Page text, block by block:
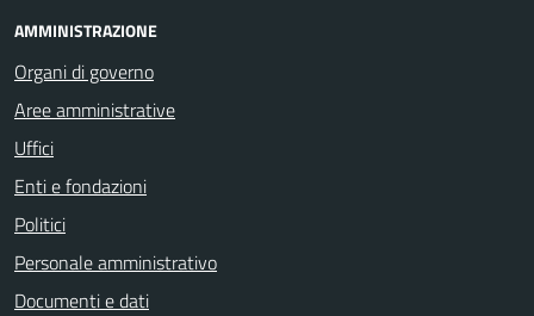
AMMINISTRAZIONE
Organi di governo
Aree amministrative
Uffici
Enti e fondazioni
Politici
Personale amministrativo
Documenti e dati